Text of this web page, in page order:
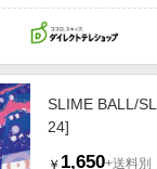
予約
ード分割払い
ンペーン
SLIME BALL/
24]
￥ 1,650+送料別